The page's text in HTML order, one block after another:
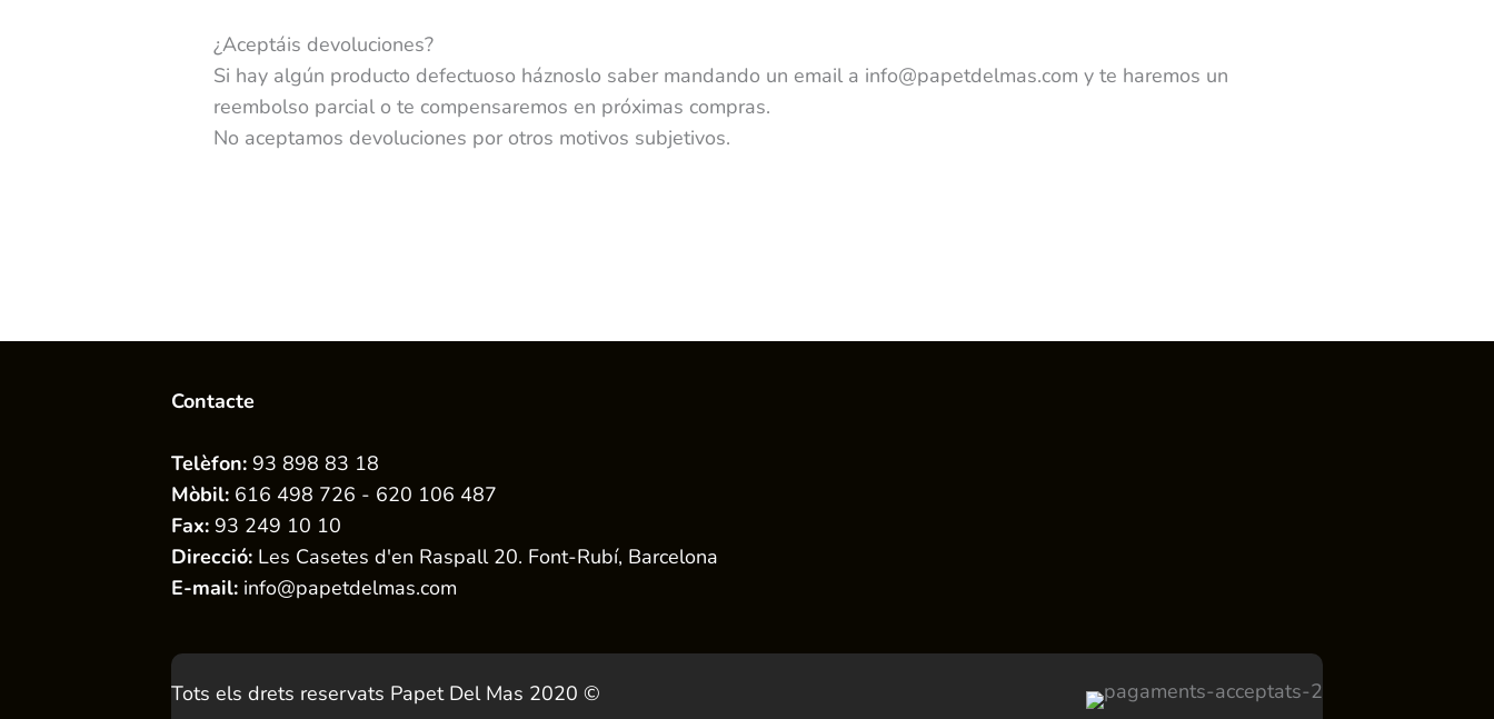
¿Aceptáis devoluciones?
Si hay algún producto defectuoso háznoslo saber mandando un email a info@papetdelmas.com y te haremos un
reembolso parcial o te compensaremos en próximas compras.
No aceptamos devoluciones por otros motivos subjetivos.
Contacte
Telèfon: 93 898 83 18
Mòbil: 616 498 726 - 620 106 487
Fax: 93 249 10 10
Direcció: Les Casetes d'en Raspall 20. Font-Rubí, Barcelona
E-mail: info@papetdelmas.com
Tots els drets reservats Papet Del Mas 2020 ©